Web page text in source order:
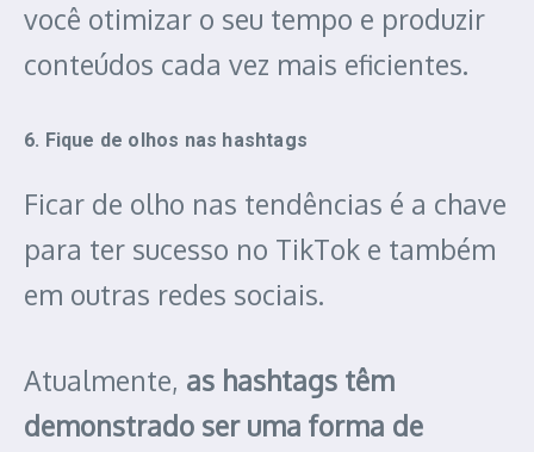
você otimizar o seu tempo e produzir
conteúdos cada vez mais eficientes.
6. Fique de olhos nas hashtags
Ficar de olho nas tendências é a chave
para ter sucesso no TikTok e também
em outras redes sociais.
Atualmente, as hashtags têm
demonstrado ser uma forma de